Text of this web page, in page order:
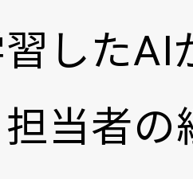
したAI
当者の